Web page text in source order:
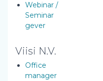
Webinar /
Seminar
gever
Viisi N.V.
Office
manager